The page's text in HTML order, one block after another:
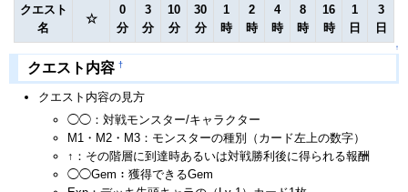
クエスト
名
☆
0
分
3
分
10
分
30
分
1
時
2
時
4
時
8
時
16
時
1
日
3
日
↑
クエスト内容 †
クエスト内容の見方
◯◯：対戦モンスター/キャラクター
M1・M2・M3：モンスターの種別（カード左上の数字）
↑：その階層に到達時あるいは対戦勝利後に得られる報酬
◯◯Gem：獲得できるGem